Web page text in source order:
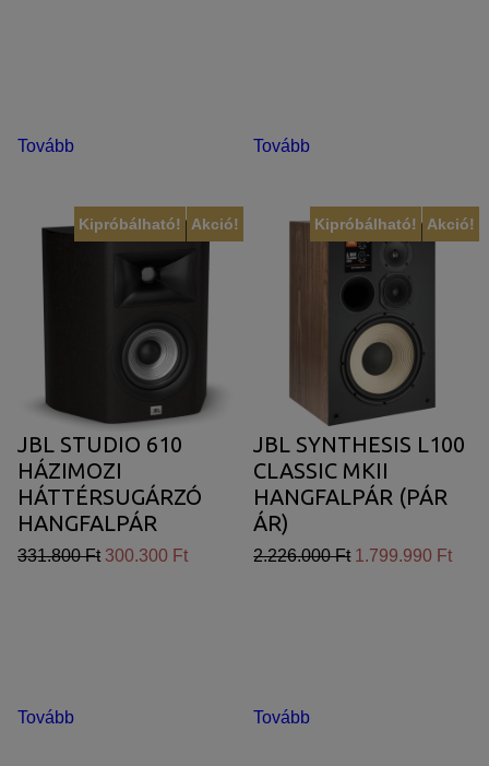
Tovább Tovább
Akció!
Kipróbálható!
JBL STUDIO 610
HÁZIMOZI
HÁTTÉRSUGÁRZÓ
HANGFALPÁR
331.800 Ft 300.300 Ft
Tovább
Akció!
Kipróbálható!
JBL SYNTHESIS L100
CLASSIC MKII
HANGFALPÁR (PÁR
ÁR)
2.226.000 Ft 1.799.990 Ft
Tovább